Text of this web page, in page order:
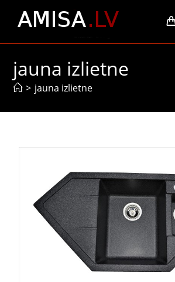
jauna izlietne
> jauna izlietne